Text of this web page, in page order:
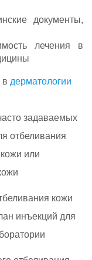
документы,
лечения в
в дерматологии
задаваемых
отбеливания
или
кожи
инъекций для